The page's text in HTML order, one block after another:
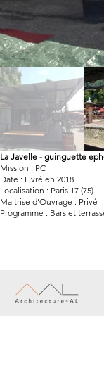
La Javelle - guinguette
Mission : PC
Date : Livré en 2018
Localisation : Paris 17 (75)
Maitrise d’Ouvrage : Privé
Programme : Bars et